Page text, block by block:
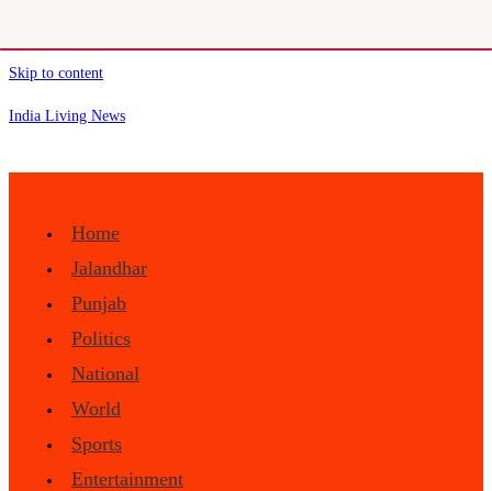
Skip to content
India Living News
Home
Jalandhar
Punjab
Politics
National
World
Sports
Entertainment